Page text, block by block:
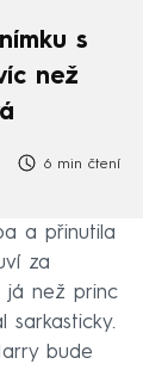
s
než
6 min čtení
a přinutila
za
já než princ
sarkasticky.
bude